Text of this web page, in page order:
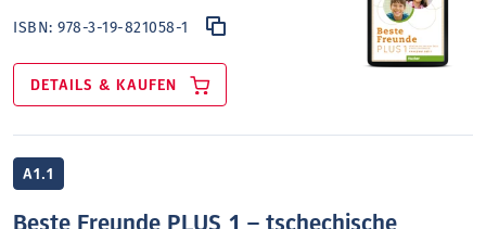
ISBN:978-3-19-821058-1
DETAILS & KAUFEN
A1.1
Beste Freunde PLUS 1 – tschechische